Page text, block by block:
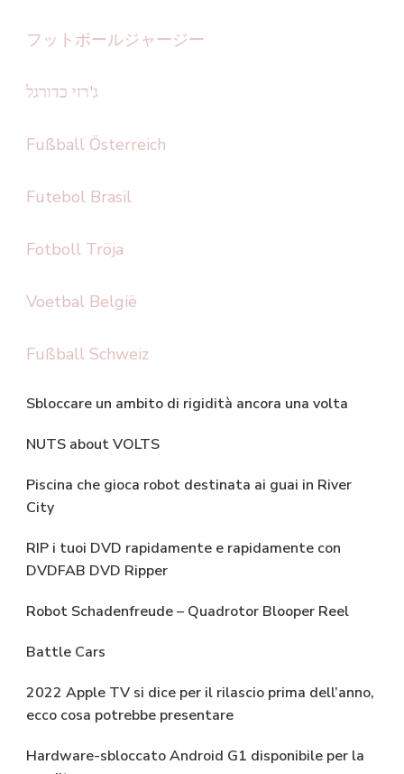
フットボールジャージー
ג'רזי כדורגל
Fußball Österreich
Futebol Brasil
Fotboll Tröja
Voetbal België
Fußball Schweiz
Sbloccare un ambito di rigidità ancora una volta
NUTS about VOLTS
Piscina che gioca robot destinata ai guai in River
City
RIP i tuoi DVD rapidamente e rapidamente con
DVDFAB DVD Ripper
Robot Schadenfreude – Quadrotor Blooper Reel
Battle Cars
2022 Apple TV si dice per il rilascio prima dell’anno,
ecco cosa potrebbe presentare
Hardware-sbloccato Android G1 disponibile per la